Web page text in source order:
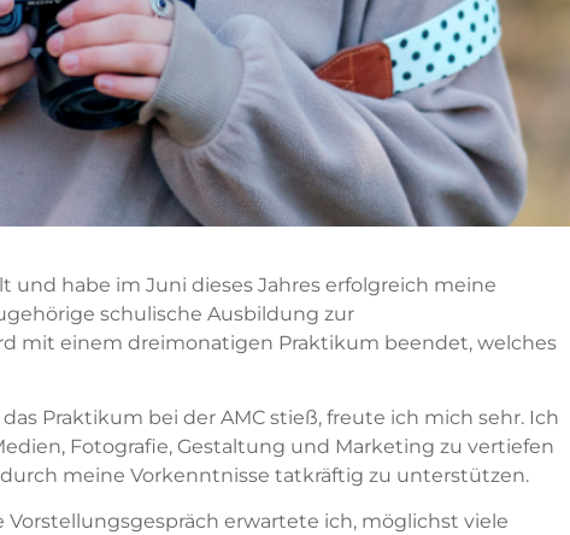
und habe im Juni dieses Jahres erfolgreich meine
schulische Ausbildung zur
mit einem dreimonatigen Praktikum beendet, welches
Praktikum bei der AMC stieß, freute ich mich sehr. Ich
Fotografie, Gestaltung und Marketing zu vertiefen
meine Vorkenntnisse tatkräftig zu unterstützen.
erwartete ich, möglichst viele